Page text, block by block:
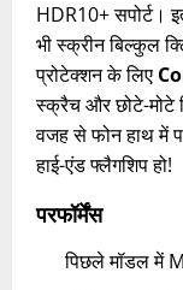
HDR10+ सपोर्ट।
भी स्क्रीन बिल्कुल
प्रोटेक्शन के लिए
स्क्रैच और छोटे-मोटे
वजह से फोन हाथ में
हाई-एंड फ्लैगशिप हो!
परफॉर्मेंस
पिछले मॉडल में